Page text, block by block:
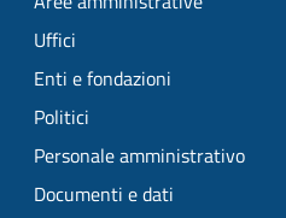
Uffici
Enti e fondazioni
Politici
Personale amministrativo
Documenti e dati